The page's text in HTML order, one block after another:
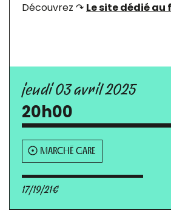
Découvrez ↷ Le site dédié au
jeudi 03 avril 2025
20h00
MARCHÉ GARE
17/19/21€